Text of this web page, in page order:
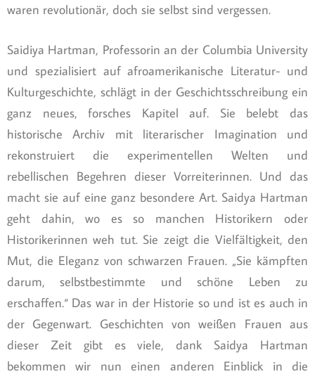
waren revolutionär, doch sie selbst sind vergessen.
Saidiya Hartman, Professorin an der Columbia University
und spezialisiert auf afroamerikanische Literatur- und
Kulturgeschichte, schlägt in der Geschichtsschreibung ein
ganz neues, forsches Kapitel auf. Sie belebt das
historische Archiv mit literarischer Imagination und
rekonstruiert die experimentellen Welten und
rebellischen Begehren dieser Vorreiterinnen. Und das
macht sie auf eine ganz besondere Art. Saidya Hartman
geht dahin, wo es so manchen Historikern oder
Historikerinnen weh tut. Sie zeigt die Vielfältigkeit, den
Mut, die Eleganz von schwarzen Frauen. „Sie kämpften
darum, selbstbestimmte und schöne Leben zu
erschaffen.“ Das war in der Historie so und ist es auch in
der Gegenwart. Geschichten von weißen Frauen aus
dieser Zeit gibt es viele, dank Saidya Hartman
bekommen wir nun einen anderen Einblick in die